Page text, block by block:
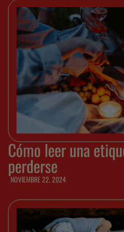
Cómo leer una
perderse
NOVIEMBRE 22, 2024